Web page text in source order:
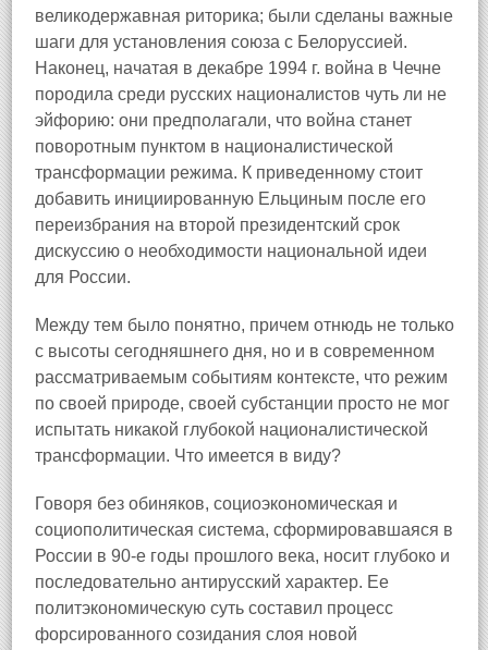
великодержавная риторика; были сделаны важные
шаги для установления союза с Белоруссией.
Наконец, начатая в декабре 1994 г. война в Чечне
породила среди русских националистов чуть ли не
эйфорию: они предполагали, что война станет
поворотным пунктом в националистической
трансформации режима. К приведенному стоит
добавить инициированную Ельциным после его
переизбрания на второй президентский срок
дискуссию о необходимости национальной идеи
для России.
Между тем было понятно, причем отнюдь не только
с высоты сегодняшнего дня, но и в современном
рассматриваемым событиям контексте, что режим
по своей природе, своей субстанции просто не мог
испытать никакой глубокой националистической
трансформации. Что имеется в виду?
Говоря без обиняков, социоэкономическая и
социополитическая система, сформировавшаяся в
России в 90-е годы прошлого века, носит глубоко и
последовательно антирусский характер. Ее
политэкономическую суть составил процесс
форсированного созидания слоя новой